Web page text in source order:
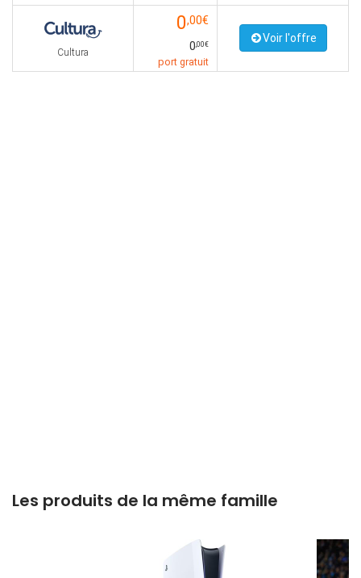
Cultura
0,00€
0,00€
port gratuit
Voir l'offre
Les produits de la même famille